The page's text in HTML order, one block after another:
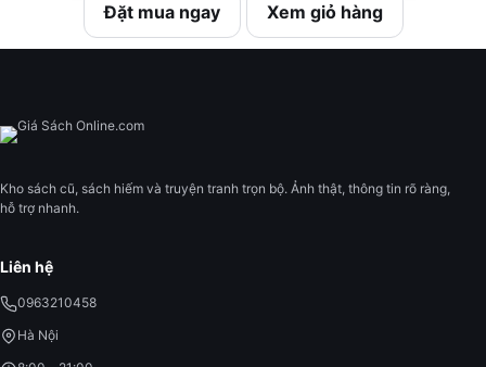
Đặt mua ngay Xem giỏ hàng
Kho sách cũ, sách hiếm và truyện tranh trọn bộ. Ảnh thật, thông tin rõ ràng,
hỗ trợ nhanh.
Liên hệ
0963210458
Hà Nội